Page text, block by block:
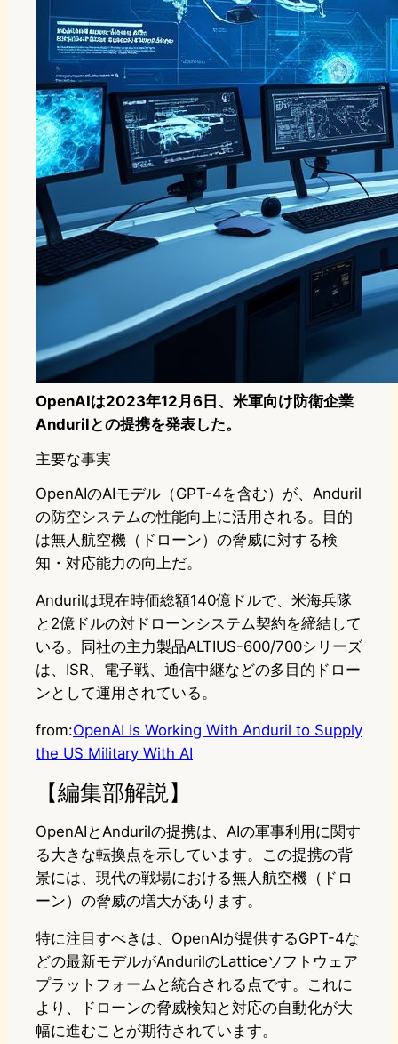
OpenAIは2023年12月6日、米軍向け防衛企業
Andurilとの提携を発表した。
主要な事実
OpenAIのAIモデル（GPT-4を含む）が、Anduril
の防空システムの性能向上に活用される。目的
は無人航空機（ドローン）の脅威に対する検
知・対応能力の向上だ。
Andurilは現在時価総額140億ドルで、米海兵隊
と2億ドルの対ドローンシステム契約を締結して
いる。同社の主力製品ALTIUS-600/700シリーズ
は、ISR、電子戦、通信中継などの多目的ドロー
ンとして運用されている。
from:OpenAI Is Working With Anduril to Supply
the US Military With AI
【編集部解説】
OpenAIとAndurilの提携は、AIの軍事利用に関す
る大きな転換点を示しています。この提携の背
景には、現代の戦場における無人航空機（ドロ
ーン）の脅威の増大があります。
特に注目すべきは、OpenAIが提供するGPT-4な
どの最新モデルがAndurilのLatticeソフトウェア
プラットフォームと統合される点です。これに
より、ドローンの脅威検知と対応の自動化が大
幅に進むことが期待されています。